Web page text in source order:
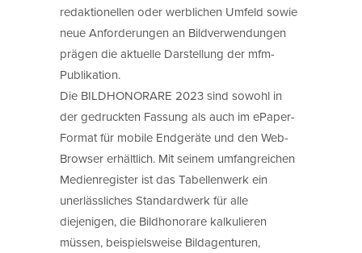
redaktionellen oder werblichen Umfeld sowie
neue Anforderungen an Bildverwendungen
prägen die aktuelle Darstellung der mfm-
Publikation.
Die BILDHONORARE 2023 sind sowohl in
der gedruckten Fassung als auch im ePaper-
Format für mobile Endgeräte und den Web-
Browser erhältlich. Mit seinem umfangreichen
Medienregister ist das Tabellenwerk ein
unerlässliches Standardwerk für alle
diejenigen, die Bildhonorare kalkulieren
müssen, beispielsweise Bildagenturen,